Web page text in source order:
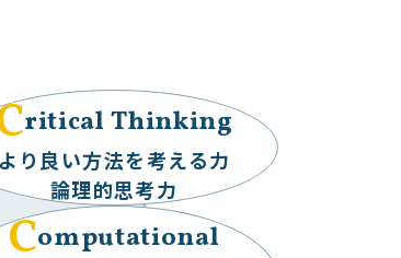
ritical Thinking
より良い方法を考える力
論理的思考力
Computational